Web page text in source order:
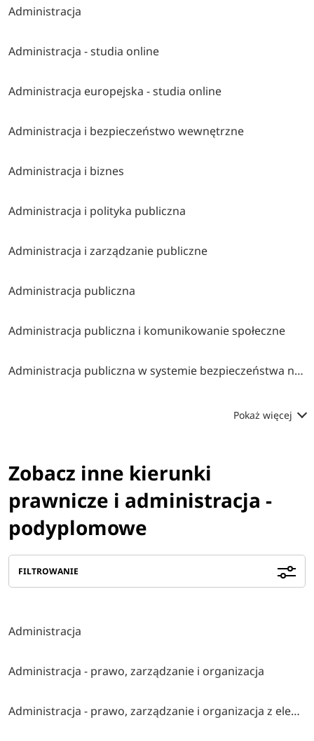
Administracja
Administracja - studia online
Administracja europejska - studia online
Administracja i bezpieczeństwo wewnętrzne
Administracja i biznes
Administracja i polityka publiczna
Administracja i zarządzanie publiczne
Administracja publiczna
Administracja publiczna i komunikowanie społeczne
Administracja publiczna w systemie bezpieczeństwa narodowego
Pokaż więcej
Zobacz inne kierunki
prawnicze i administracja -
podyplomowe
FILTROWANIE
Administracja
Administracja - prawo, zarządzanie i organizacja
Administracja - prawo, zarządzanie i organizacja z elementami ai